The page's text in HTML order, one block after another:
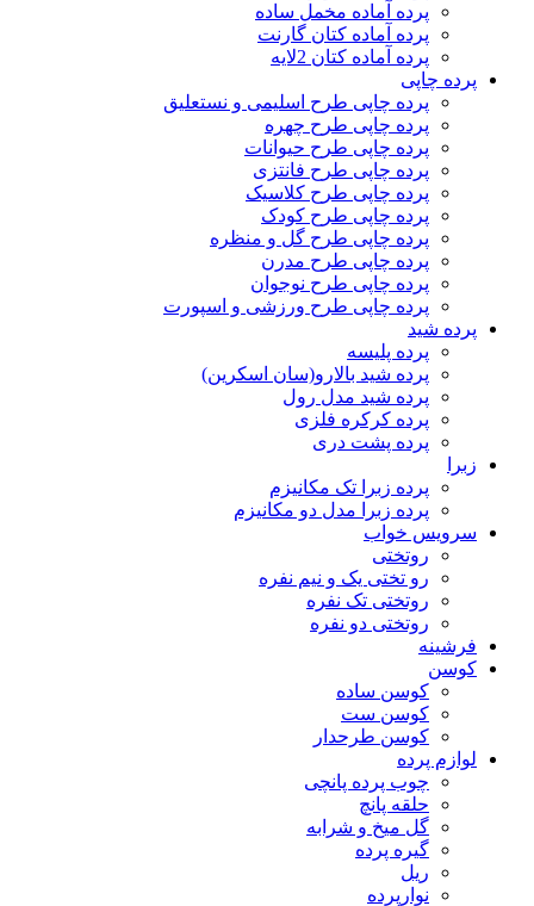
پرده آماده مخمل ساده
پرده آماده کتان گارنت
پرده آماده کتان 2لایه
پرده چاپی
پرده چاپی طرح اسلیمی و نستعلیق
پرده چاپی طرح چهره
پرده چاپی طرح حیوانات
پرده چاپی طرح فانتزی
پرده چاپی طرح کلاسیک
پرده چاپی طرح کودک
پرده چاپی طرح گل و منظره
پرده چاپی طرح مدرن
پرده چاپی طرح نوجوان
پرده چاپی طرح ورزشی و اسپورت
پرده شید
پرده پلیسه
پرده شید بالارو(سان اسکرین)
پرده شید مدل رول
پرده کرکره فلزی
پرده پشت دری
زبرا
پرده زبرا تک مکانیزم
پرده زبرا مدل دو مکانیزم
سرویس خواب
روتختی
رو تختی یک و نیم نفره
روتختی تک نفره
روتختی دو نفره
فرشینه
کوسن
کوسن ساده
کوسن ست
کوسن طرحدار
لوازم پرده
چوب پرده پانچی
حلقه پانچ
گل میخ و شرابه
گیره پرده
ریل
نوارپرده